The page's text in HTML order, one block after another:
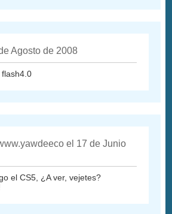
Agosto de 2008
el 17 de Junio
el CS5, ¿A ver, vejetes?